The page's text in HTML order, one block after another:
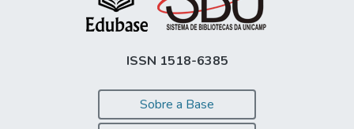
ISSN 1518-6385
Sobre a Base